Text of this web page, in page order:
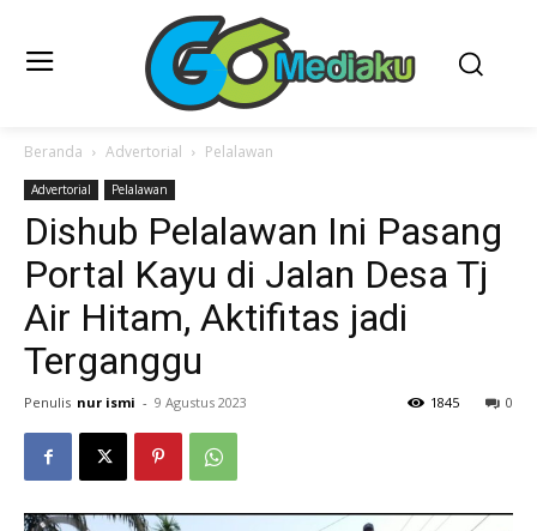
Beranda Advertorial Pelalawan
Advertorial Pelalawan
Dishub Pelalawan Ini Pasang
Portal Kayu di Jalan Desa Tj
Air Hitam, Aktifitas jadi
Terganggu
Penulis nur ismi - 9 Agustus 2023 0
1845